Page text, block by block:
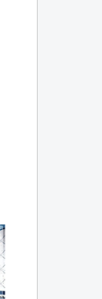
3D LN42
lòng gọi